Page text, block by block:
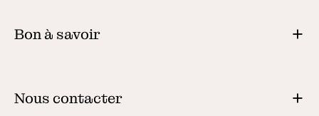
Bon à savoir
Nous contacter